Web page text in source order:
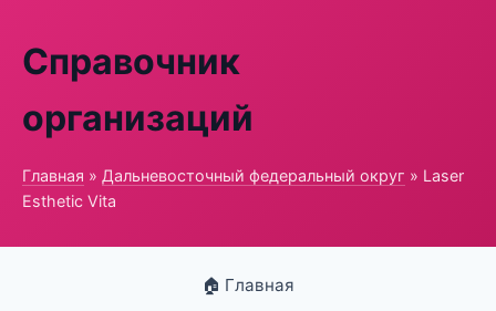
Справочник
организаций
Главная » Дальневосточный федеральный округ » Laser
Esthetic Vita
🏠 Главная